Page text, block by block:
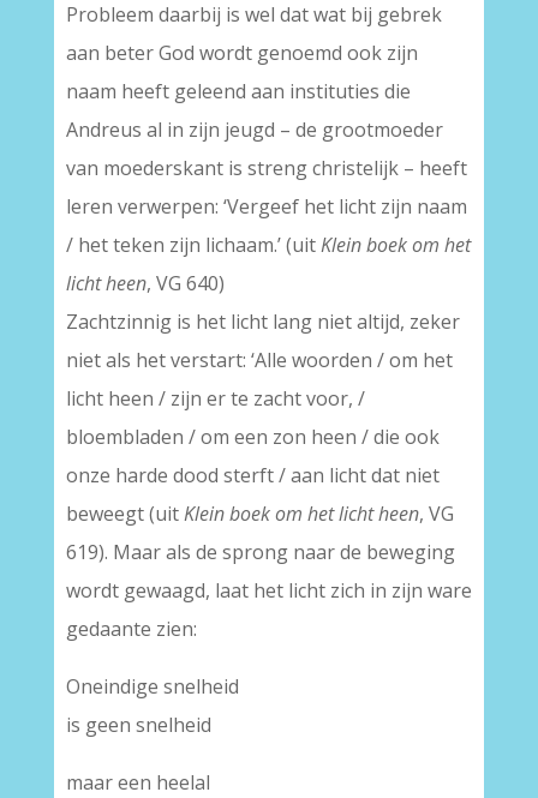
Probleem daarbij is wel dat wat bij gebrek
aan beter God wordt genoemd ook zijn
naam heeft geleend aan instituties die
Andreus al in zijn jeugd – de grootmoeder
van moederskant is streng christelijk – heeft
leren verwerpen: ‘Vergeef het licht zijn naam
/ het teken zijn lichaam.’ (uitKlein boek om het
licht heen, VG 640)
Zachtzinnig is het licht lang niet altijd, zeker
niet als het verstart: ‘Alle woorden / om het
licht heen / zijn er te zacht voor, /
bloembladen / om een zon heen / die ook
onze harde dood sterft / aan licht dat niet
beweegt (uitKlein boek om het licht heen, VG
619). Maar als de sprong naar de beweging
wordt gewaagd, laat het licht zich in zijn ware
gedaante zien:
Oneindige snelheid
is geen snelheid
maar een heelal